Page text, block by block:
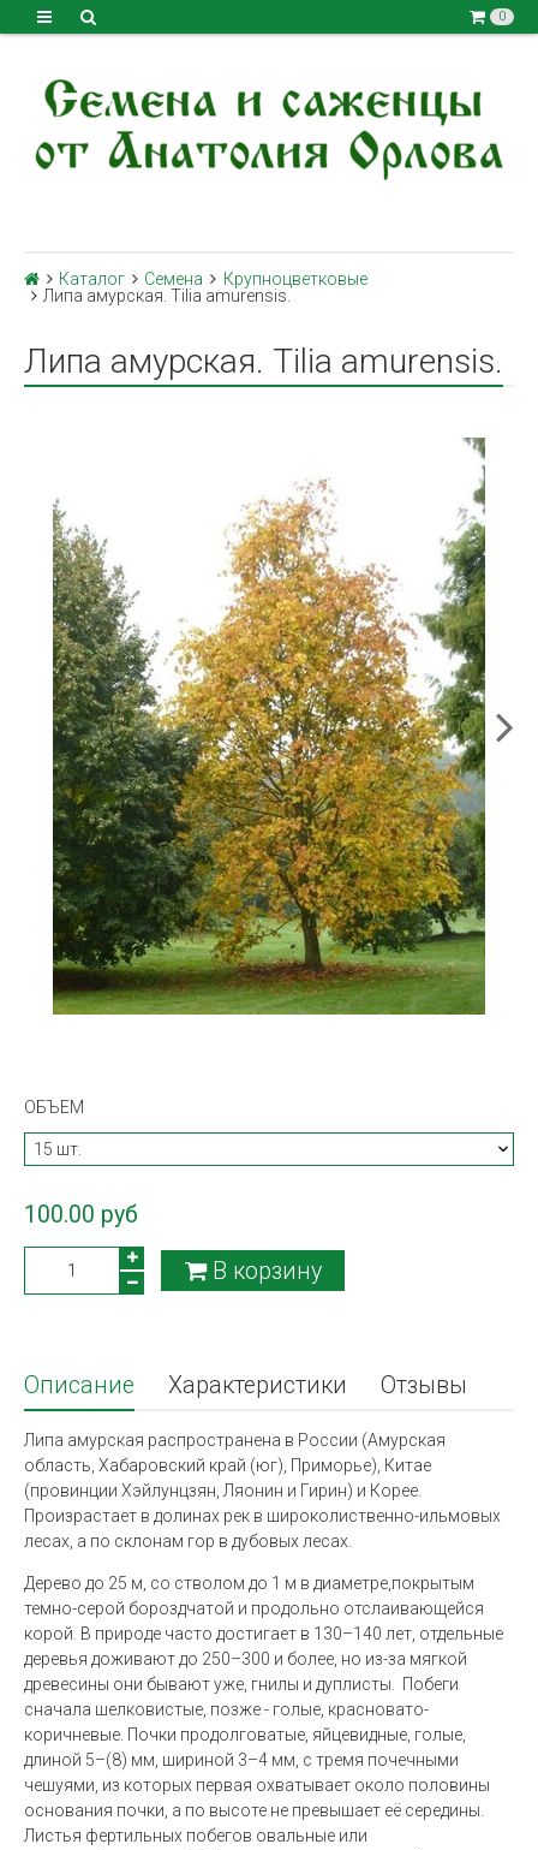
0
Каталог Семена
Крупноцветковые
Липа амурская. Tilia amurensis.
Липа амурская. Tilia amurensis.
ОБЪЕМ
100.00 руб
В корзину
Описание Характеристики Отзывы
Липа амурская распространена в России (Амурская
область, Хабаровский край (юг), Приморье), Китае
(провинции Хэйлунцзян, Ляонин и Гирин) и Корее.
Произрастает в долинах рек в широколиственно-ильмовых
лесах, а по склонам гор в дубовых лесах.
Дерево до 25 м, со стволом до 1 м в диаметре,покрытым
темно-серой бороздчатой и продольно отслаивающейся
корой. В природе часто достигает в 130–140 лет, отдельные
деревья доживают до 250–300 и более, но из-за мягкой
древесины они бывают уже, гнилы и дуплисты.
Побеги
сначала шелковистые, позже - голые, красновато-
коричневые. Почки продолговатые, яйцевидные, голые,
длиной 5–(8) мм, шириной 3–4 мм, с тремя почечными
чешуями, из которых первая охватывает около половины
основания почки, а по высоте не превышает её середины.
Листья фертильных побегов овальные или